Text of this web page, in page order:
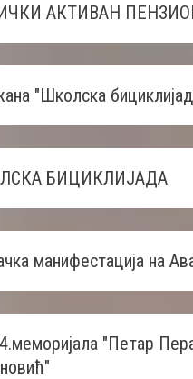
АКТИВАН
"Школска
БИЦИКЛИЈАДА
манифестација на
"Петар